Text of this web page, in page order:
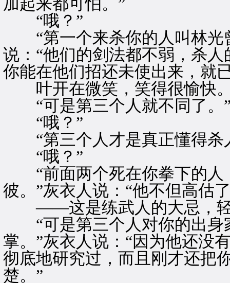
加起来都可怕。”
“哦？”
“第一个来杀你的人叫林光
说：“他们的剑法都不弱，杀
你能在他们招还未使出来，就
叶开在微笑，笑得很愉快
“可是第三个人就不同了。
“哦？”
“第三个人才是真正懂得杀
“哦？”
“前面两个死在你拳下的人
彼。”灰衣人说：“他不但高估
——这是练武人的大忌，轻
“可是第三个人对你的出身
掌。”灰衣人说：“因为他还没
彻底地研究过，而且刚才还把
楚。”